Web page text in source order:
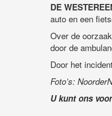
DE
auto en een
Over de
door de
Door het
Foto’s:
U kunt ons